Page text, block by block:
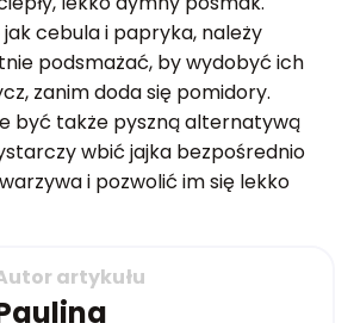
cebula i papryka, należy
podsmażać, by wydobyć ich
zanim doda się pomidory.
być także pyszną alternatywą
wbić jajka bezpośrednio
i pozwolić im się lekko
artykułu